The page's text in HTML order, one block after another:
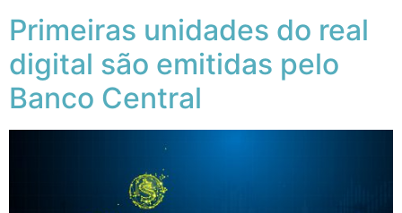
Primeiras unidades do real
digital são emitidas pelo
Banco Central